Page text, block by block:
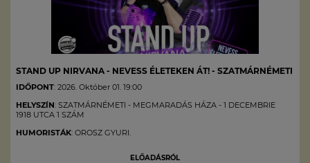
STAND UP NIRVANA - NEVESS ÉLETEKEN ÁT! - SZATMÁRNÉMETI
IDŐPONT: 2026. Október 01. 19:00
HELYSZÍN: SZATMÁRNÉMETI - MEGMARADÁS HÁZA - 1 DECEMBRIE
1918 UTCA 1 SZÁM
HUMORISTÁK: OROSZ GYURI.
ELŐADÁSRÓL